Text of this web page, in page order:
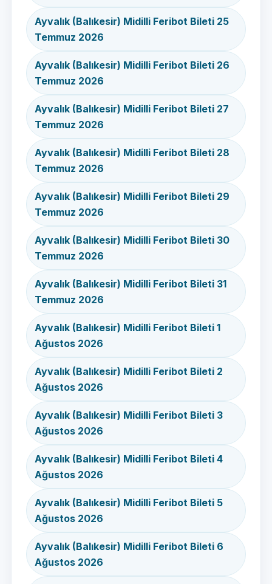
Ayvalık (Balıkesir) Midilli Feribot Bileti 25
Temmuz 2026
Ayvalık (Balıkesir) Midilli Feribot Bileti 26
Temmuz 2026
Ayvalık (Balıkesir) Midilli Feribot Bileti 27
Temmuz 2026
Ayvalık (Balıkesir) Midilli Feribot Bileti 28
Temmuz 2026
Ayvalık (Balıkesir) Midilli Feribot Bileti 29
Temmuz 2026
Ayvalık (Balıkesir) Midilli Feribot Bileti 30
Temmuz 2026
Ayvalık (Balıkesir) Midilli Feribot Bileti 31
Temmuz 2026
Ayvalık (Balıkesir) Midilli Feribot Bileti 1
Ağustos 2026
Ayvalık (Balıkesir) Midilli Feribot Bileti 2
Ağustos 2026
Ayvalık (Balıkesir) Midilli Feribot Bileti 3
Ağustos 2026
Ayvalık (Balıkesir) Midilli Feribot Bileti 4
Ağustos 2026
Ayvalık (Balıkesir) Midilli Feribot Bileti 5
Ağustos 2026
Ayvalık (Balıkesir) Midilli Feribot Bileti 6
Ağustos 2026